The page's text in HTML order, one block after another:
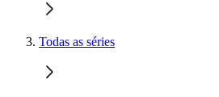
Todas as séries